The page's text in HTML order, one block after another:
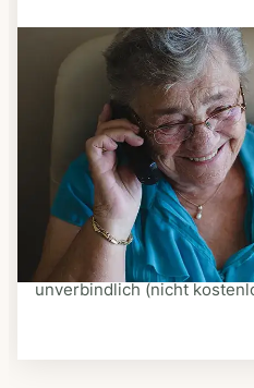
Schritt 3
Bestellen & liefern
Suchen Sie sich aus dem
aus, was Ihnen schmeckt.
schriftlich oder im Online-
Ein Kurier liefert Ihnen das
vereinbarten Zeitpunkt
Anbietern können Sie
unverbindlich (nicht